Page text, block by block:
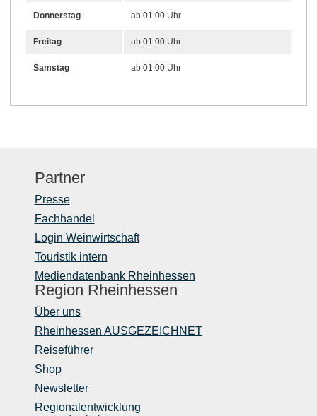
Donnerstag ab 01:00 Uhr
Freitag ab 01:00 Uhr
Samstag ab 01:00 Uhr
Partner
Presse
Fachhandel
Login Weinwirtschaft
Touristik intern
Mediendatenbank Rheinhessen
Region Rheinhessen
Über uns
Rheinhessen AUSGEZEICHNET
Reiseführer
Shop
Newsletter
Regionalentwicklung